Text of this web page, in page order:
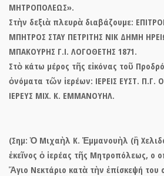
ΜΗΤΡΟΠΟΛΕΩΣ».
Στὴν δεξιὰ πλευρὰ διαβάζουμε:
ΜΠΗΤΡΟΣ ΣΤΑΥ ΠΕΤΡΙΤΗΣ ΝΙΚ ΔΗΜΗ
ΜΠΑΚΟΥΡΗΣ Γ.Ι. ΛΟΓΟΘΕΤΗΣ 1871.
Στὸ κάτω μέρος τῆς εἰκόνας τοῦ
ὀνόματα τῶν ἱερέων: ΙΕΡΕΙΣ ΕΥΣΤ.
ΙΕΡΕΥΣ ΜΙΧ. Κ. ΕΜΜΑΝΟΥΗΛ.
(Σημ: Ὁ Μιχαὴλ Κ. Ἐμμανουὴλ (ἢ
ἐκεῖνος ὁ ἱερέας τῆς Μητροπόλεως, ο
Ἅγιο Νεκτάριο κατὰ τὴν ἐπίσκεψή του